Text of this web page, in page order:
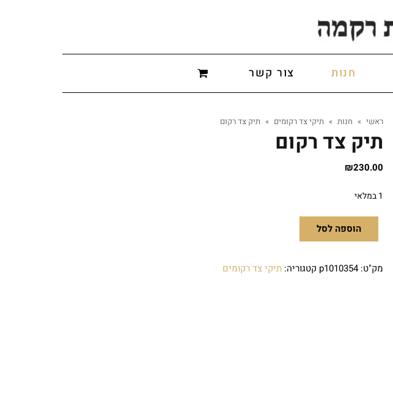
חנות צור קשר
ראשי » חנות » תיקי צד רקומים » תיק צד רקום
תיק צד רקום
₪230.00
1 במלאי
הוספה לסל
מק"ט: p1010354 קטגוריה: תיקי צד רקומים